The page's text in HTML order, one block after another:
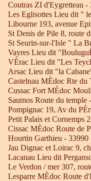
Coutras ZI d'Eygretteau -
Les Eglisottes Lieu dit "
Libourne 193, avenue
St Denis de Pile 8, route
St Seurin-sur-l'Isle " La
Vayres Lieu dit
VÈrac Lieu dit "Les
Arsac Lieu dit "la
Castelnau MÈdoc Rte
Cussac Fort MÈdoc
Saumos Route du
Pompignac 19, Av du
Petit Palais et Cornemps
Cissac MÈdoc Route de
Hourtin Garthieu - 33990
Jau Dignac et Loirac 9,
Lacanau Lieu dit
Le Verdon / mer 307,
Lesparre MÈdoc Route